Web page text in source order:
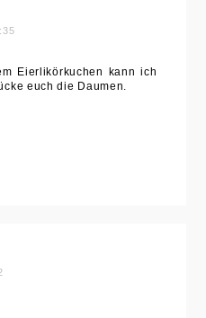
Eierlikörkuchen kann ich
euch die Daumen.